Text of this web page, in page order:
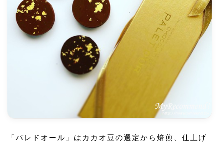
「パレドオール」はカカオ豆の選定から焙煎、仕上げ